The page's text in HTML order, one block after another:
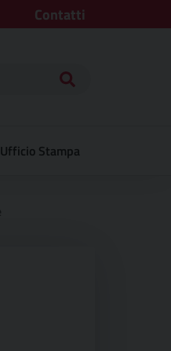
Contatti
Ufficio Stampa